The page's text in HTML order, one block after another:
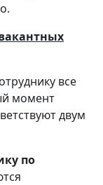
все
момент
двум
по